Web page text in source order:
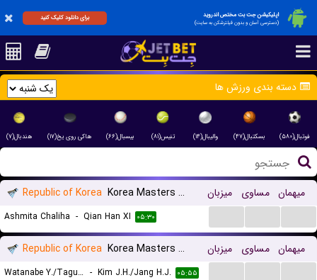
اپلیکیشن جت بت مختص اندروید
(دسترسی آسان و بدون فیلترشکن به سایت)
برای دانلود کلیک کنید
دسته بندی ورزش ها
فوتبال(۵۸۰) بسکتبال(۴۷) والیبال(۱۴) تنیس(۸۱) بیسبال(۶۶) هاکی روی یخ(۱۷) هندبال(۷)
Republic of Korea Korea Masters Women میزبان مساوی میهمان
Ashmita Chaliha - Qian Han XI ۰۵:۳۰
Republic of Korea Korea Masters Mixed Doubles میزبان مساوی میهمان
Watanabe Y./Taguchi M. - Kim J.H./Jang H.J. ۰۵:۵۵